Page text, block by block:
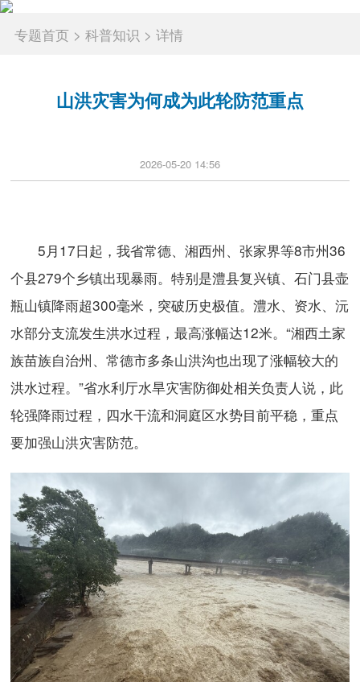
专题首页 >科普知识 > 详情
山洪灾害为何成为此轮防范重点
2026-05-20 14:56
5月17日起，我省常德、湘西州、张家界等8市州36
个县279个乡镇出现暴雨。特别是澧县复兴镇、石门县壶
瓶山镇降雨超300毫米，突破历史极值。澧水、资水、沅
水部分支流发生洪水过程，最高涨幅达12米。“湘西土家
族苗族自治州、常德市多条山洪沟也出现了涨幅较大的
洪水过程。”省水利厅水旱灾害防御处相关负责人说，此
轮强降雨过程，四水干流和洞庭区水势目前平稳，重点
要加强山洪灾害防范。